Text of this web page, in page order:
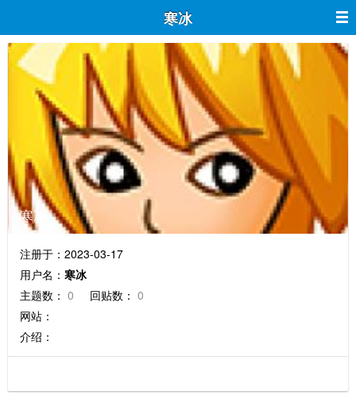
寒冰
寒冰
注册于：2023-03-17
用户名： 寒冰
主题数： 0 回贴数： 0
网站：
介绍：